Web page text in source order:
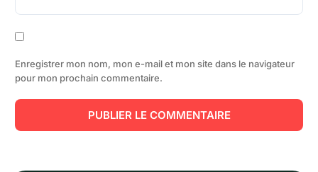
Enregistrer mon nom, mon e-mail et mon site dans le navigateur
pour mon prochain commentaire.